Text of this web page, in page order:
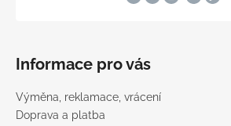
Informace pro vás
Výměna, reklamace, vrácení
Doprava a platba